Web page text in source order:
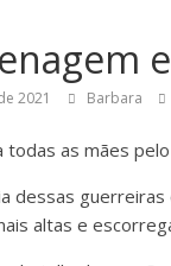
2021 Barbara
todas as mães
dessas guerreiras
altas e